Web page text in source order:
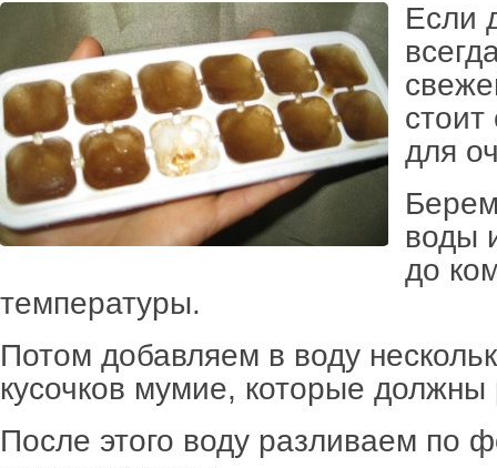
Если
стоит
для
воды
до
температуры.
Потом добавляем в воду
кусочков мумие, которые должны
После этого воду разливаем по